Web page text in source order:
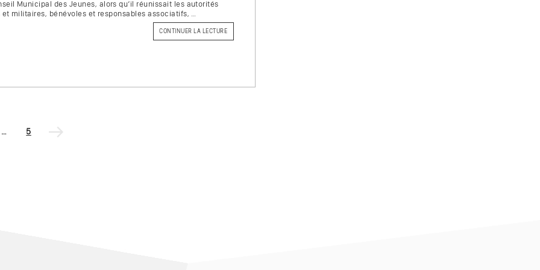
Municipal des Jeunes, alors qu’il réunissait les autorités
militaires, bénévoles et responsables associatifs, …
CONTINUER LA LECTURE
« FRANÇOIS
… Page
5
Page